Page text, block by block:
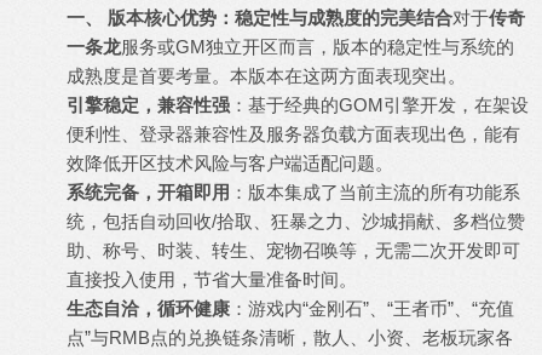
一、 版本核心优势：稳定性与成熟度的完美结合对于传奇
一条龙服务或GM独立开区而言，版本的稳定性与系统的
成熟度是首要考量。本版本在这两方面表现突出。
引擎稳定，兼容性强 ：基于经典的GOM引擎开发，在架设
便利性、登录器兼容性及服务器负载方面表现出色，能有
效降低开区技术风险与客户端适配问题。
系统完备，开箱即用 ：版本集成了当前主流的所有功能系
统，包括自动回收/拾取、狂暴之力、沙城捐献、多档位赞
助、称号、时装、转生、宠物召唤等，无需二次开发即可
直接投入使用，节省大量准备时间。
生态自洽，循环健康 ：游戏内“金刚石”、“王者币”、“充值
点”与RMB点的兑换链条清晰，散人、小资、老板玩家各